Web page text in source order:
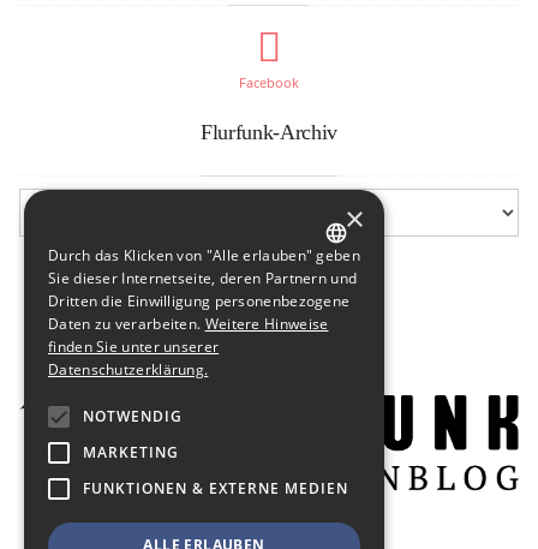
Facebook
Flurfunk-Archiv
GERMAN
ENGLISH
×
Durch das Klicken von "Alle erlauben" geben
Sie dieser Internetseite, deren Partnern und
Dritten die Einwilligung personenbezogene
Daten zu verarbeiten. Weitere Hinweise
finden Sie unter unserer
Datenschutzerklärung.
NOTWENDIG
MARKETING
FUNKTIONEN & EXTERNE MEDIEN
ALLE ERLAUBEN